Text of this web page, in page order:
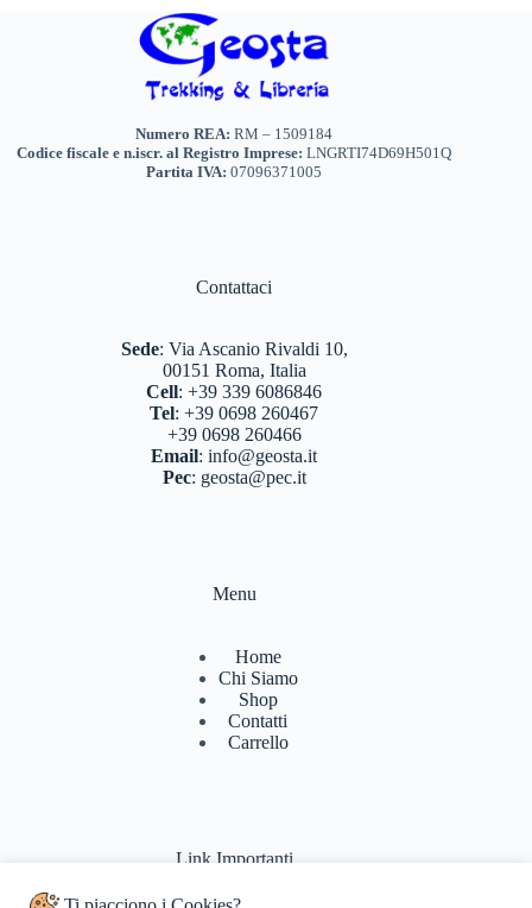
Numero REA:RM – 1509184
Codice fiscale e n.iscr. al Registro Imprese:LNGRTI74D69H501Q
Partita IVA: 07096371005
Contattaci
Sede: Via Ascanio Rivaldi 10,
00151 Roma, Italia
Cell:+39 339 6086846
Tel:+39 0698 260467
+39 0698 260466
Email:info@geosta.it
Pec: geosta@pec.it
Menu
Home
Chi Siamo
Shop
Contatti
Carrello
Link Importanti